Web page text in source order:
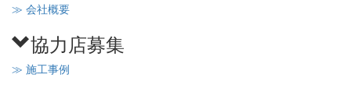
≫ 会社概要
協力店募集
≫ 施工事例